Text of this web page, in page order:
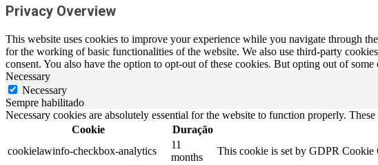
Privacy Overview
This website uses cookies to improve your experience while you navigate through
for the working of basic functionalities of the website. We also use third-party
consent. You also have the option to opt-out of these cookies. But opting out of
Necessary
Necessary
Sempre habilitado
Necessary cookies are absolutely essential for the website to function properly.
Cookie
Duração
cookielawinfo-checkbox-analytics
11
months
This cookie is set by GDPR Cookie